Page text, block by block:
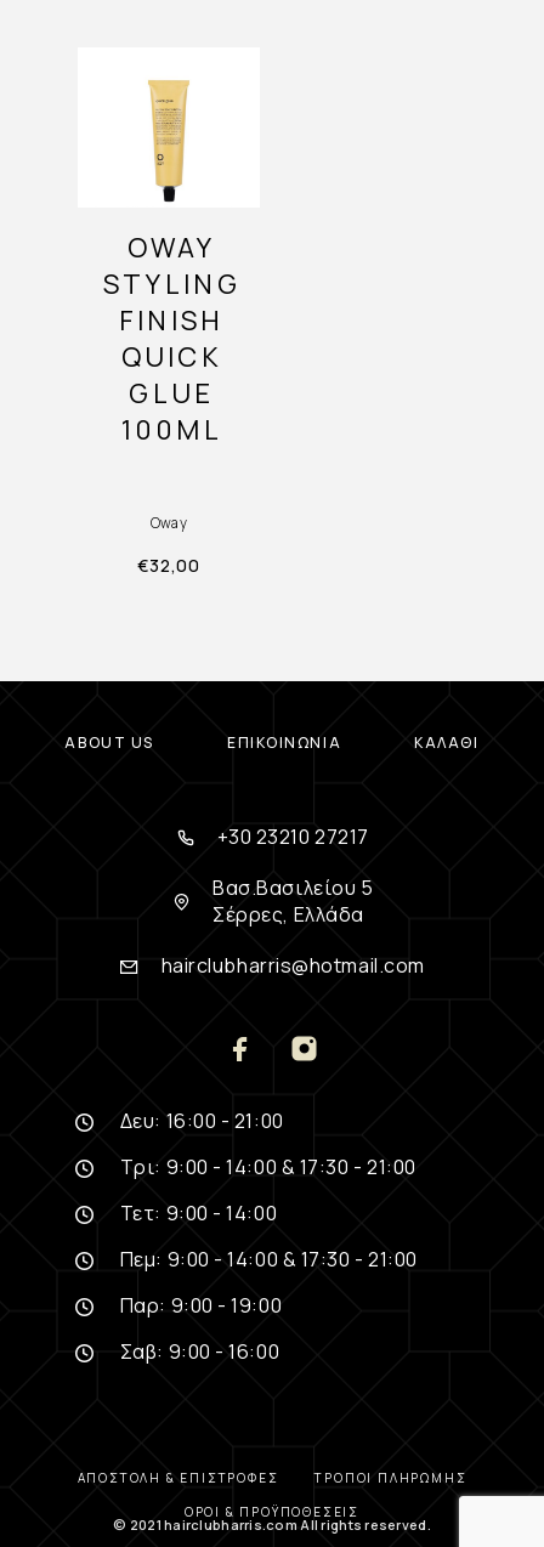
OWAY
STYLING
FINISH
QUICK
GLUE
100ML
Oway
€32,00
ABOUT US ΕΠΙΚΟΙΝΩΝΊΑ ΚΑΛΆΘΙ
+30 23210 27217
Βασ.Βασιλείου 5
Σέρρες, Ελλάδα
hairclubharris@hotmail.com
Δευ: 16:00 - 21:00
Τρι: 9:00 - 14:00 & 17:30 - 21:00
Τετ: 9:00 - 14:00
Πεμ: 9:00 - 14:00 & 17:30 - 21:00
Παρ: 9:00 - 19:00
Σαβ: 9:00 - 16:00
© 2021 hairclubharris.com All rights reserved.
ΑΠΟΣΤΟΛΉ & ΕΠΙΣΤΡΟΦΈΣ
ΤΡΌΠΟΙ ΠΛΗΡΩΜΉΣ
ΌΡΟΙ & ΠΡΟΫΠΟΘΈΣΕΙΣ